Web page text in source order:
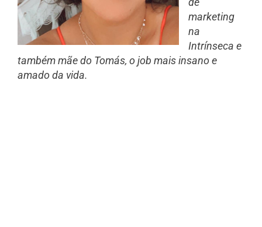
marketing
na
Intrínseca e
também mãe do Tomás, o job mais insano e
amado da vida.